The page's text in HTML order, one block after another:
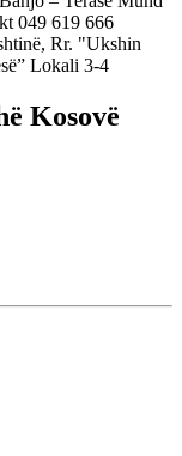
049 619 666
Rr. "Ukshin
Lokali 3-4
Kosovë